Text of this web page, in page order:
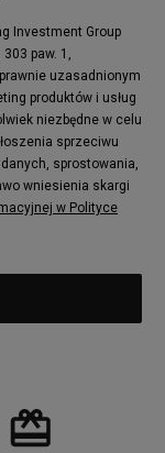
Investment Group
paw. 1,
uzasadnionym
produktów i usług
niezbędne w celu
sprzeciwu
sprostowania,
wniesienia skargi
w Polityce